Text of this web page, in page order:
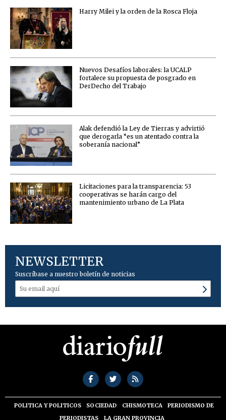
Harry Milei y la orden de la Rosca Floja
Nuevos Desafíos laborales: la UCALP
fortalece su propuesta de posgrado en
DerDecho del Trabajo
Alak defendió la Ley de Tierras y advirtió
que derogarla “es un atentado contra la
soberanía nacional”
Licitaciones para la transparencia: 53
cooperativas se harán cargo del
mantenimiento urbano de La Plata
NEWSLETTER
Suscríbase a nuestro boletín de noticias
POLITICA Y POLITICOS SOCIEDAD CHISMOTECA
PERIODISMO DE
PERIODISTAS
LA GRAN PROVINCIA